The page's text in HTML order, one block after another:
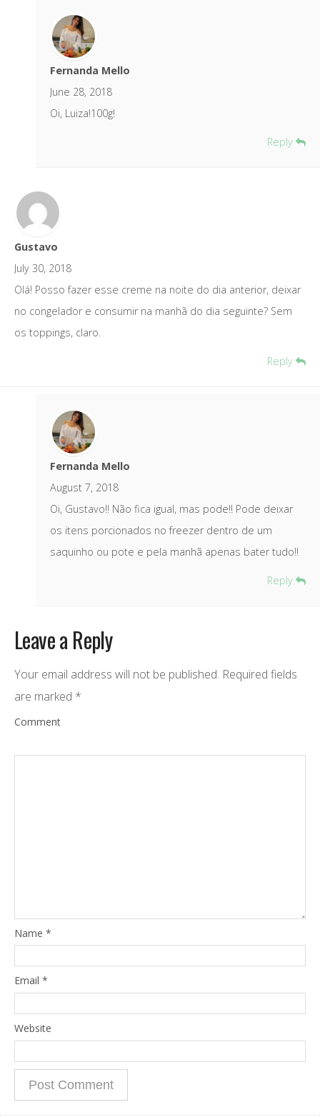
Fernanda Mello
June 28, 2018
Oi, Luiza!100g!
Reply
Gustavo
July 30, 2018
Olá! Posso fazer esse creme na noite do dia anterior, deixar
no congelador e consumir na manhã do dia seguinte? Sem
os toppings, claro.
Reply
Fernanda Mello
August 7, 2018
Oi, Gustavo!! Não fica igual, mas pode!! Pode deixar
os itens porcionados no freezer dentro de um
saquinho ou pote e pela manhã apenas bater tudo!!
Reply
Leave a Reply
Your email address will not be published. Required fields
are marked *
Comment
Name *
Email *
Website